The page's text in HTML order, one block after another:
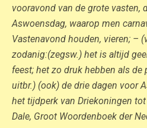
vooravond van de grote vasten,
Aswoensdag, waarop men
Vastenavond houden, vieren; –
zodanig:(zegsw.) het is altijd
feest; het zo druk hebben als
uitbr.) (ook) de drie dagen voor
het tijdperk van Driekoningen
Dale, Groot Woordenboek der